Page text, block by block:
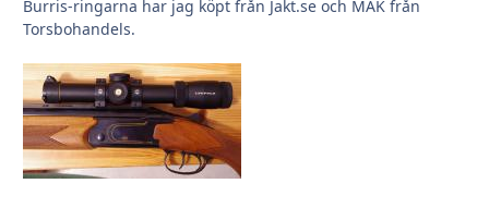
Burris-ringarna har jag köpt från Jakt.se och MAK från
Torsbohandels.